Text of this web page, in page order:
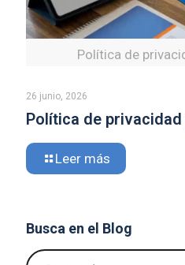
Política de
26 junio, 2026
Política de privacidad
Leer más
Busca en el Blog